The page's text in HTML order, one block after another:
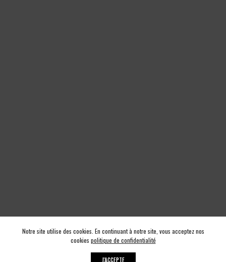
Notre site utilise des cookies. En continuant à notre site, vous acceptez nos
cookies politique de confidentialité
J'ACCEPTE